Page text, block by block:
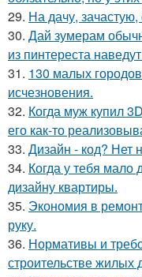
29. На дачу,
30. Дай зумерам
из пинтереста
31. 130 малых
исчезновения.
32. Когда муж купил
его как-то
33. Дизайн - код? Нет
34. Когда у тебя мало
дизайну квартиры.
35. Экономия в
руку.
36. Нормативы и
строительстве жилых